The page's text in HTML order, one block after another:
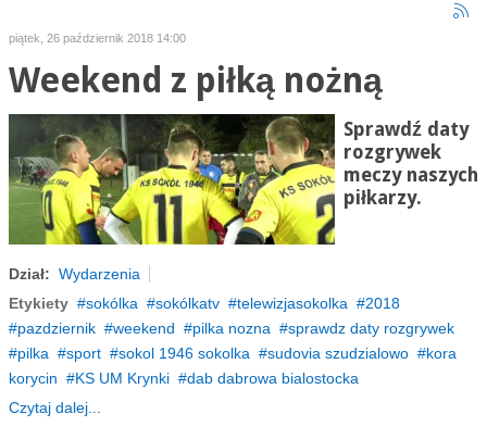
piątek, 26 październik 2018 14:00
Weekend z piłką nożną
Sprawdź daty
rozgrywek
meczy naszych
piłkarzy.
Dział: Wydarzenia
Etykiety
sokólka sokólkatv telewizjasokolka
2018
pazdziernik
weekend pilka nozna
sprawdz daty rozgrywek
pilka
sport sokol 1946 sokolka sudovia szudzialowo
kora
korycin
KS UM Krynki
dab dabrowa bialostocka
Czytaj dalej...